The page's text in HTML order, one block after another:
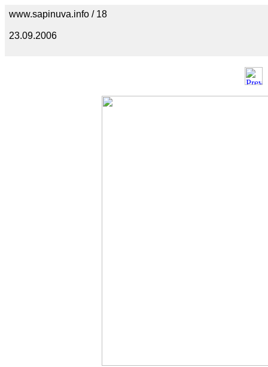
www.sapinuva.info / 18
23.09.2006